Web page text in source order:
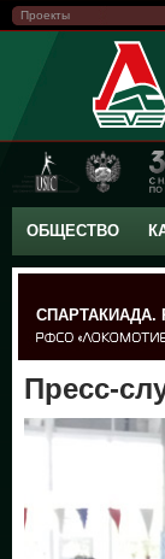
Проекты
ОБЩЕСТВО
СПАРТАКИАДА.
Пресс-